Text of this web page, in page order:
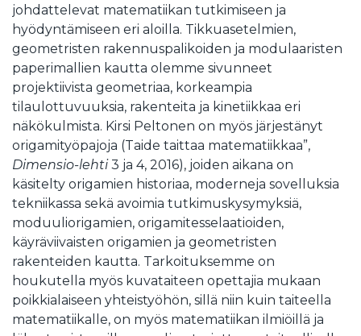
johdattelevat matematiikan tutkimiseen ja
hyödyntämiseen eri aloilla. Tikkuasetelmien,
geometristen rakennuspalikoiden ja modulaaristen
paperimallien kautta olemme sivunneet
projektiivista geometriaa, korkeampia
tilaulottuvuuksia, rakenteita ja kinetiikkaa eri
näkökulmista. Kirsi Peltonen on myös järjestänyt
origamityöpajoja (Taide taittaa matematiikkaa”,
Dimensio-lehti3 ja 4, 2016), joiden aikana on
käsitelty origamien historiaa, moderneja sovelluksia
tekniikassa sekä avoimia tutkimuskysymyksiä,
moduuliorigamien, origamitesselaatioiden,
käyräviivaisten origamien ja geometristen
rakenteiden kautta. Tarkoituksemme on
houkutella myös kuvataiteen opettajia mukaan
poikkialaiseen yhteistyöhön, sillä niin kuin taiteella
matematiikalle, on myös matematiikan ilmiöillä ja